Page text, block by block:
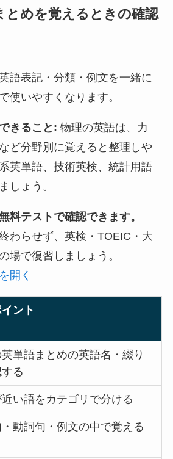
とめを覚えるときの確認
語表記・分類・例文を一緒に
使いやすくなります。
きること: 物理の英語は、力
ど分野別に覚えると整理しや
英単語、技術英検、統計用語
しょう。
料テストで確認できます。
わらせず、英検・TOEIC・大
場で復習しましょう。
開く
ント
単語まとめの英語名・綴り
る
い語をカテゴリで分ける
動詞句・例文の中で覚える